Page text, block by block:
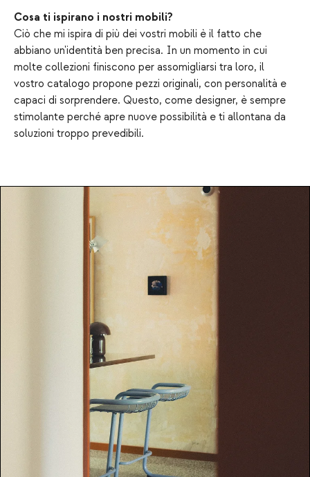
Cosa ti ispirano i nostri mobili?
Ciò che mi ispira di più dei vostri mobili è il fatto che
abbiano un'identità ben precisa. In un momento in cui
molte collezioni finiscono per assomigliarsi tra loro, il
vostro catalogo propone pezzi originali, con personalità e
capaci di sorprendere. Questo, come designer, è sempre
stimolante perché apre nuove possibilità e ti allontana da
soluzioni troppo prevedibili.